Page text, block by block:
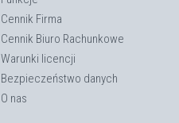
Cennik Firma
Cennik Biuro Rachunkowe
Warunki licencji
Bezpieczeństwo danych
O nas